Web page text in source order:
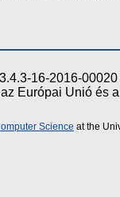
16-2016-
Európai Unió és
Science at the